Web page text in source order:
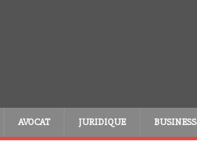
AVOCAT JURIDIQUE BUSINESS